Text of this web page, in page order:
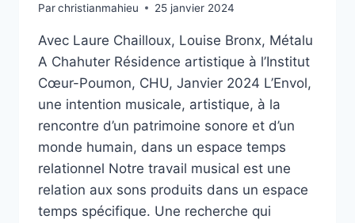
POSÉES,
PAS
POSÉES,
SUR
PRATIQUES
DE
MÉNAGEMENT
EN
Parchristianmahieu 25 janvier 2024
Avec Laure Chailloux, Louise Bronx, Métalu
A Chahuter Résidence artistique à l’Institut
Cœur-Poumon, CHU, Janvier 2024 L’Envol,
une intention musicale, artistique, à la
rencontre d’un patrimoine sonore et d’un
monde humain, dans un espace temps
relationnel Notre travail musical est une
relation aux sons produits dans un espace
temps spécifique. Une recherche qui